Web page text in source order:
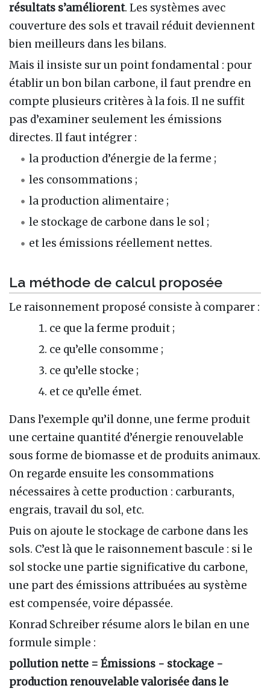
résultats s’améliorent. Les systèmes avec
couverture des sols et travail réduit deviennent
bien meilleurs dans les bilans.
Mais il insiste sur un point fondamental : pour
établir un bon bilan carbone, il faut prendre en
compte plusieurs critères à la fois. Il ne suffit
pas d’examiner seulement les émissions
directes. Il faut intégrer :
la production d’énergie de la ferme ;
les consommations ;
la production alimentaire ;
le stockage de carbone dans le sol ;
et les émissions réellement nettes.
La méthode de calcul proposée
Le raisonnement proposé consiste à comparer :
ce que la ferme produit ;
ce qu’elle consomme ;
ce qu’elle stocke ;
et ce qu’elle émet.
Dans l’exemple qu’il donne, une ferme produit
une certaine quantité d’énergie renouvelable
sous forme de biomasse et de produits animaux.
On regarde ensuite les consommations
nécessaires à cette production : carburants,
engrais, travail du sol, etc.
Puis on ajoute le stockage de carbone dans les
sols. C’est là que le raisonnement bascule : si le
sol stocke une partie significative du carbone,
une part des émissions attribuées au système
est compensée, voire dépassée.
Konrad Schreiber résume alors le bilan en une
formule simple :
pollution nette = Émissions - stockage -
production renouvelable valorisée dans le